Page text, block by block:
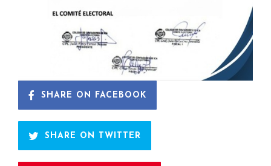
SHARE ON FACEBOOK
SHARE ON TWITTER